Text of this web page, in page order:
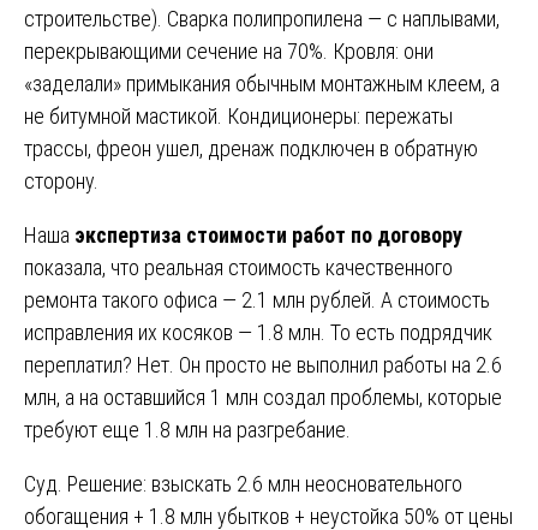
строительстве). Сварка полипропилена — с наплывами,
перекрывающими сечение на 70%. Кровля: они
«заделали» примыкания обычным монтажным клеем, а
не битумной мастикой. Кондиционеры: пережаты
трассы, фреон ушел, дренаж подключен в обратную
сторону.
Наша экспертиза стоимости работ по договору
показала, что реальная стоимость качественного
ремонта такого офиса — 2.1 млн рублей. А стоимость
исправления их косяков — 1.8 млн. То есть подрядчик
переплатил? Нет. Он просто не выполнил работы на 2.6
млн, а на оставшийся 1 млн создал проблемы, которые
требуют еще 1.8 млн на разгребание.
Суд. Решение: взыскать 2.6 млн неосновательного
обогащения + 1.8 млн убытков + неустойка 50% от цены